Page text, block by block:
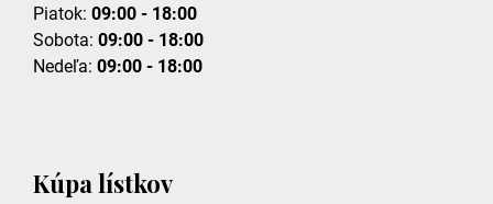
Piatok: 09:00 - 18:00
Sobota: 09:00 - 18:00
Nedeľa: 09:00 - 18:00
Kúpa lístkov